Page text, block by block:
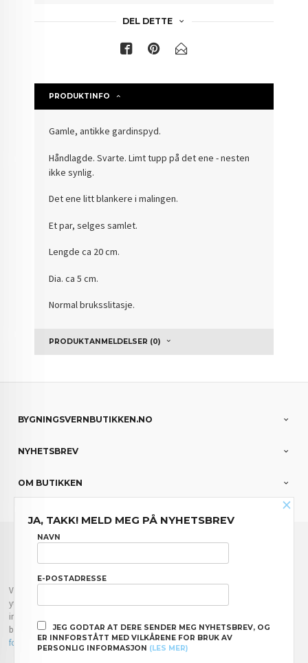
DEL DETTE
PRODUKTINFO
Gamle, antikke gardinspyd.
Håndlagde. Svarte. Limt tupp på det ene - nesten
ikke synlig.
Det ene litt blankere i malingen.
Et par, selges samlet.
Lengde ca 20 cm.
Dia. ca 5 cm.
Normal bruksslitasje.
PRODUKTANMELDELSER (0)
BYGNINGSVERNBUTIKKEN.NO
NYHETSBREV
OM BUTIKKEN
FRAKT
Vår nettbutikk bruker cookies slik at du får en bedre kjøpsopplevelse og vi kan
yte deg bedre service. Vi bruker cookies hovedsaklig til å lagre
innloggingsdetaljer og huske hva du har puttet i handlekurven din. Fortsett å
bruke siden som normalt om du godtar dette.Les merellerendre innstillinger
for cookies.
×
JA, TAKK! MELD MEG PÅ NYHETSBREV
NAVN
E-POSTADRESSE
JEG GODTAR AT DERE SENDER MEG NYHETSBREV, OG
ER INNFORSTÅTT MED VILKÅRENE FOR BRUK AV
PERSONLIG INFORMASJON (LES MER)